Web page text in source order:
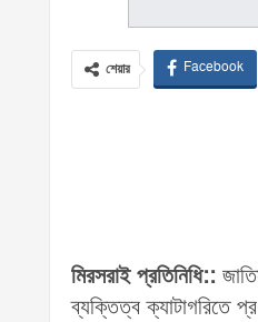
শেয়ার Facebook
মিরসরাই প্রতিনিধি::
ব্যক্তিত্ব ক্যাটাগরিতে